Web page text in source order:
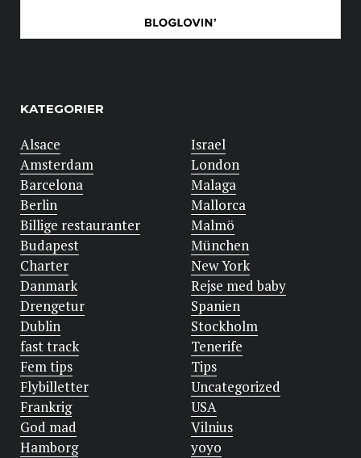
KATEGORIER
Alsace
Amsterdam
Barcelona
Berlin
Billige restauranter
Budapest
Charter
Danmark
Drengetur
Dublin
fast track
Fem tips
Flybilletter
Frankrig
God mad
Hamborg
Israel
London
Malaga
Mallorca
Malmö
München
New York
Rejse med baby
Spanien
Stockholm
Tenerife
Tips
Uncategorized
USA
Vilnius
yoyo